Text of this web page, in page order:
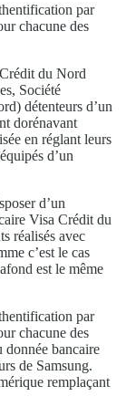
par
chacune des
du Nord
Société
détenteurs d’un
dorénavant
en réglant leurs
d’un
d’un
Visa Crédit du
réalisés avec
c’est le cas
est le même
par
chacune des
bancaire
de Samsung.
remplaçant